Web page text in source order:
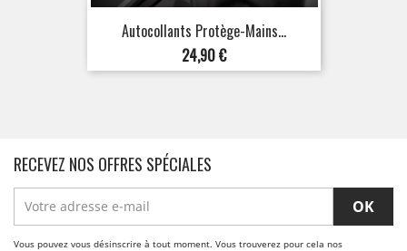
Autocollants Protège-Mains...
Prix
24,90 €
RECEVEZ NOS OFFRES SPÉCIALES
Vous pouvez vous désinscrire à tout moment. Vous trouverez pour cela nos